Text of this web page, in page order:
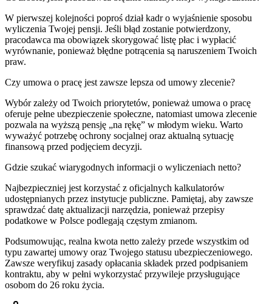
W pierwszej kolejności poproś dział kadr o wyjaśnienie sposobu
wyliczenia Twojej pensji. Jeśli błąd zostanie potwierdzony,
pracodawca ma obowiązek skorygować listę płac i wypłacić
wyrównanie, ponieważ błędne potrącenia są naruszeniem Twoich
praw.
Czy umowa o pracę jest zawsze lepsza od umowy zlecenie?
Wybór zależy od Twoich priorytetów, ponieważ umowa o pracę
oferuje pełne ubezpieczenie społeczne, natomiast umowa zlecenie
pozwala na wyższą pensję „na rękę” w młodym wieku. Warto
wyważyć potrzebę ochrony socjalnej oraz aktualną sytuację
finansową przed podjęciem decyzji.
Gdzie szukać wiarygodnych informacji o wyliczeniach netto?
Najbezpieczniej jest korzystać z oficjalnych kalkulatorów
udostępnianych przez instytucje publiczne. Pamiętaj, aby zawsze
sprawdzać datę aktualizacji narzędzia, ponieważ przepisy
podatkowe w Polsce podlegają częstym zmianom.
Podsumowując, realna kwota netto zależy przede wszystkim od
typu zawartej umowy oraz Twojego statusu ubezpieczeniowego.
Zawsze weryfikuj zasady opłacania składek przed podpisaniem
kontraktu, aby w pełni wykorzystać przywileje przysługujące
osobom do 26 roku życia.